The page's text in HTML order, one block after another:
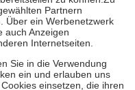
zehn Euro je
ihre eigene Gesundheit zu
Familie zu unterstützen,
18. Lebensjahr